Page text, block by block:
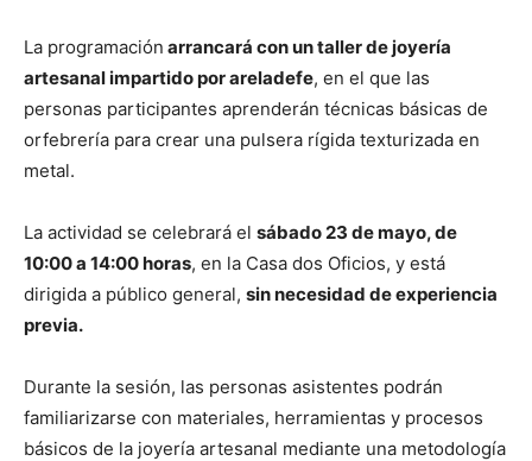
La programación arrancará con un taller de joyería
artesanal impartido por areladefe, en el que las
personas participantes aprenderán técnicas básicas de
orfebrería para crear una pulsera rígida texturizada en
metal.
La actividad se celebrará el sábado 23 de mayo, de
10:00 a 14:00 horas, en la Casa dos Oficios, y está
dirigida a público general, sin necesidad de experiencia
previa.
Durante la sesión, las personas asistentes podrán
familiarizarse con materiales, herramientas y procesos
básicos de la joyería artesanal mediante una metodología